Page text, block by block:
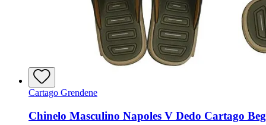
Cartago Grendene
Chinelo Masculino Napoles V Dedo Cartago